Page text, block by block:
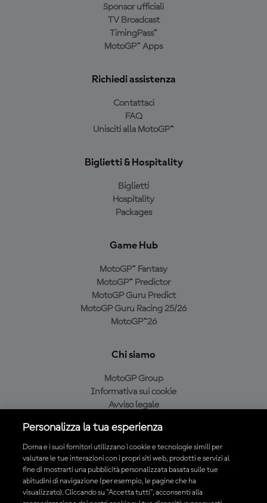
Sponsor ufficiali
TV Broadcast
TimingPass™
MotoGP™ Apps
Richiedi assistenza
Contattaci
FAQ
Unisciti alla MotoGP™
Biglietti & Hospitality
Biglietti
Hospitality
Packages
Game Hub
MotoGP™ Fantasy
MotoGP™ Predictor
MotoGP Guru Predict
MotoGP Guru Racing 25/26
MotoGP™26
Chi siamo
MotoGP Group
Informativa sui cookie
Avviso legale
Condizioni di acquisto
Scarica l'app ufficiale MotoGP™
Personalizza la tua esperienza
Dorna e i suoi fornitori utilizzano i cookie e tecnologie simili per
valutare le tue interazioni con i propri siti web, prodotti e servizi al
fine di mostrarti una pubblicità personalizzata basata sulle tue
abitudini di navigazione (per esempio, le pagine che ha
visualizzato). Cliccando su "Accetta tutti", acconsenti alla